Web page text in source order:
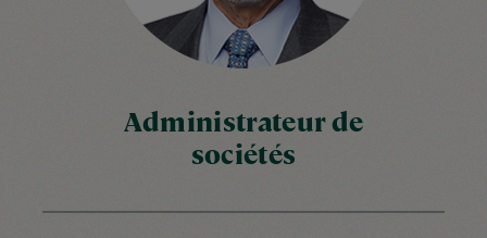
Administrateur de
sociétés